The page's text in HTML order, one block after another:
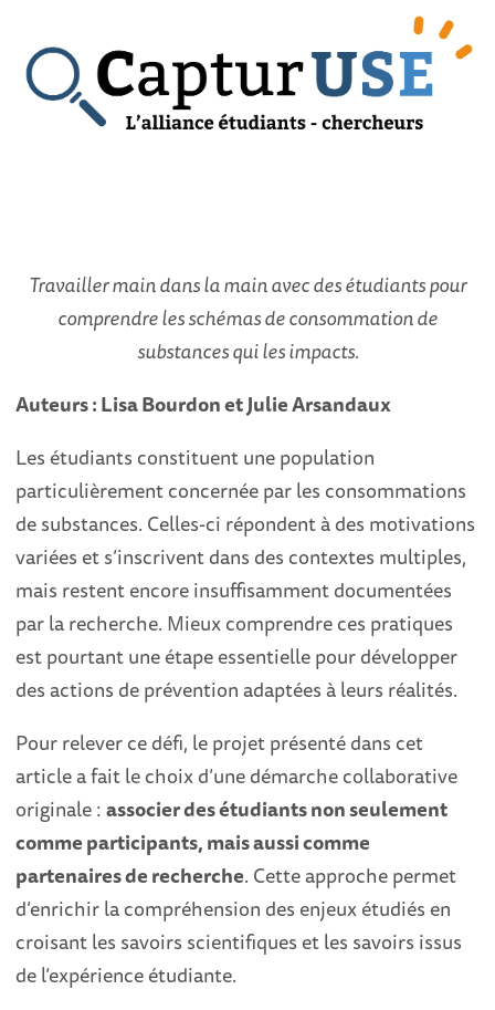
Travailler main dans la main avec des étudiants pour
comprendre les schémas de consommation de
substances qui les impacts.
Auteurs : Lisa Bourdon et Julie Arsandaux
Les étudiants constituent une population
particulièrement concernée par les consommations
de substances. Celles-ci répondent à des motivations
variées et s’inscrivent dans des contextes multiples,
mais restent encore insuffisamment documentées
par la recherche. Mieux comprendre ces pratiques
est pourtant une étape essentielle pour développer
des actions de prévention adaptées à leurs réalités.
Pour relever ce défi, le projet présenté dans cet
article a fait le choix d’une démarche collaborative
originale :associer des étudiants non seulement
comme participants, mais aussi comme
partenaires de recherche. Cette approche permet
d’enrichir la compréhension des enjeux étudiés en
croisant les savoirs scientifiques et les savoirs issus
de l’expérience étudiante.